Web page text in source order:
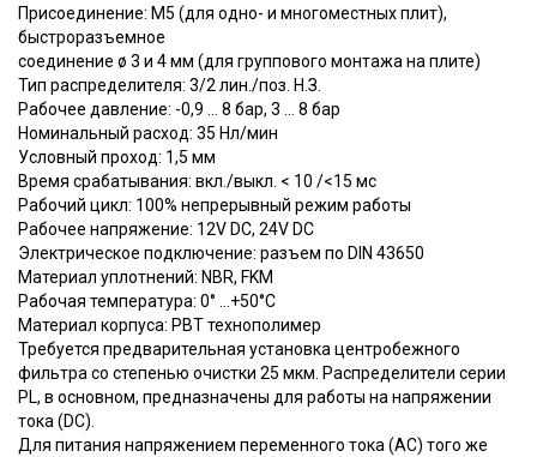
Присоединение: M5 (для одно- и многоместных плит),
быстроразъемное
соединение ø 3 и 4 мм (для группового монтажа на плите)
Тип распределителя: 3/2 лин./поз. Н.З.
Рабочее давление: -0,9 ... 8 бар, 3 ... 8 бар
Номинальный расход: 35 Нл/мин
Условный проход: 1,5 мм
Время срабатывания: вкл./выкл. < 10 /<15 мс
Рабочий цикл: 100% непрерывный режим работы
Рабочее напряжение: 12V DC, 24V DC
Электрическое подключение: разъем по DIN 43650
Материал уплотнений: NBR, FKM
Рабочая температура: 0° ...+50°С
Материал корпуса: PBT технополимер
Требуется предварительная установка центробежного
фильтра со степенью очистки 25 мкм. Распределители серии
PL, в основном, предназначены для работы на напряжении
тока (DC).
Для питания напряжением переменного тока (AC) того же